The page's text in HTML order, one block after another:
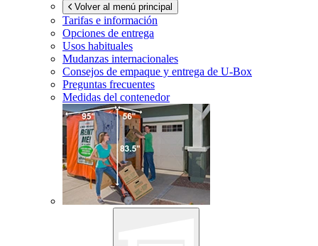
Volver al menú principal
Tarifas e información
Opciones de entrega
Usos habituales
Mudanzas internacionales
Consejos de empaque y entrega de U-Box
Preguntas frecuentes
Medidas del contenedor